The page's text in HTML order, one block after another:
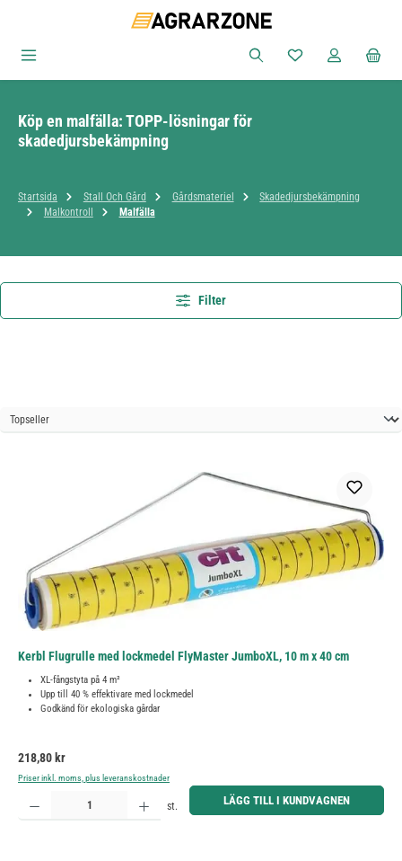
Du har 0 objekt i
Köp en malfälla: TOPP-lösningar för
skadedjursbekämpning
Startsida Stall Och Gård Gårdsmateriel
Skadedjursbekämpning
Malkontroll
Malfälla
Filter
Kerbl Flugrulle med lockmedel FlyMaster JumboXL, 10 m x 40 cm
XL-fångstyta på 4 m²
Upp till 40 % effektivare med lockmedel
Godkänd för ekologiska gårdar
Ordinarie pris:
218,80 kr
Priser inkl. moms, plus leveranskostnader
Produktkvantitet: Ange önskat belopp eller använd knapparna för att öka eller minska kvantiteten.
st. LÄGG TILL I KUNDVAGNEN